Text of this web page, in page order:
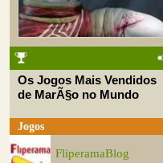
Os Jogos Mais Vendidos
de MarÃ§o no Mundo
Jogos
FliperamaBlog